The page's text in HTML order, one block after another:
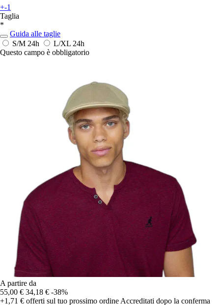
+-1
Taglia
*
Guida alle taglie
S/M 24h L/XL 24h
Questo campo è obbligatorio
A partire da
55,00 € 34,18 € -38%
+1,71 € offerti sul tuo prossimo ordine Accreditati dopo la conferma